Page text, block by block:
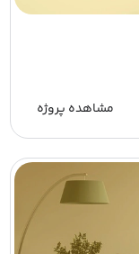
مشاهده پروژه